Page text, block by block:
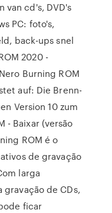
van cd's, DVD's
PC: foto's,
back-ups snel
2020 -
Burning ROM
auf: Die Brenn-
Version 10 zum
- Baixar (versão
ROM é o
de gravação
larga
de CDs,
ficar